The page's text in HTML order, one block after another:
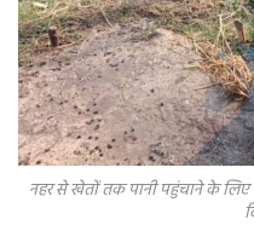
नहर से खेतों तक पानी पहुंचाने के लिए